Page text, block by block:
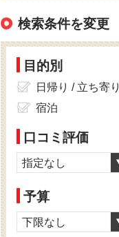
検索条件を変更
目的別
日帰り / 立ち寄り
宿泊
口コミ評価
指定なし
予算
下限なし